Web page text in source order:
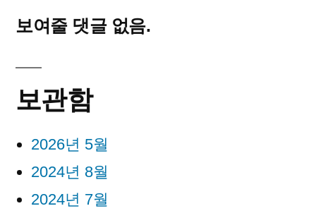
보여줄 댓글 없음.
보관함
2026년 5월
2024년 8월
2024년 7월